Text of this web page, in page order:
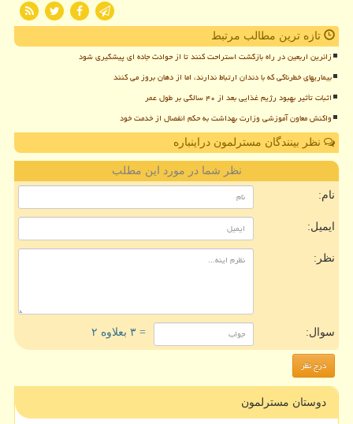
تازه ترین مطالب مرتبط
زائرین اربعین در راه بازگشت استراحت کنند تا از حوادث جاده ای پیشگیری شود
بیماریهای خطرناکی که با دندان ارتباط ندارند، اما از دهان بروز می کنند
اثبات تأثیر بهبود رژیم غذایی بعد از ۴۰ سالگی بر طول عمر
واکنش معاون آموزشی وزارت بهداشت به حکم انفصال از خدمت خود
نظر بینندگان مسترلمون دراینباره
نظر شما در مورد این مطلب
نام:
ایمیل:
نظر:
سوال: = ۳ بعلاوه ۲
دوستان مسترلمون